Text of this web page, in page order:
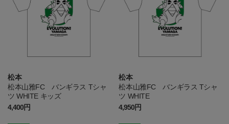
松本
松本山雅FC バンギラス Tシャ
ツ WHITE キッズ
4,400円
松本
松本山雅FC バンギラス Tシャ
ツ WHITE
4,950円